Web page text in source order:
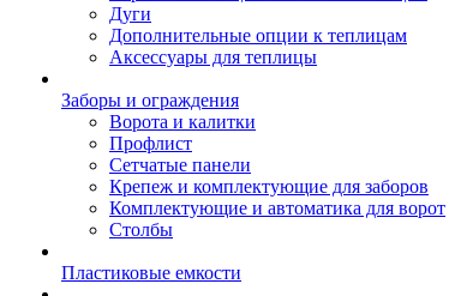
Дуги
Дополнительные опции к теплицам
Аксессуары для теплицы
Заборы и ограждения
Ворота и калитки
Профлист
Сетчатые панели
Крепеж и комплектующие для заборов
Комплектующие и автоматика для ворот
Столбы
Пластиковые емкости